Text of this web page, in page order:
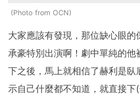
Photo from OCN
大家應該有發現，那位缺心眼的
承豪特別出演啊！劇中單純的他
下之後，馬上就相信了赫利是臥
示自己什麼都不知道，就直接